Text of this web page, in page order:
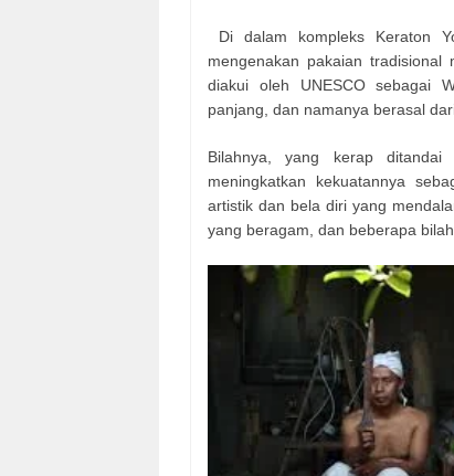
Di dalam kompleks Keraton
mengenakan pakaian
diakui oleh UNESCO sebagai
panjang, dan namanya berasal
Bilahnya, yang kerap
meningkatkan kekuatannya
artistik dan bela diri yang
yang beragam, dan beberapa